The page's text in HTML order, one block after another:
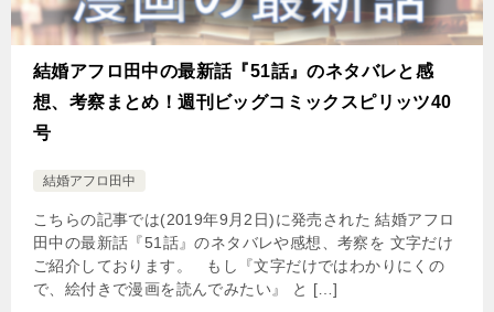
結婚アフロ田中の最新話『51話』のネタバレと感
想、考察まとめ！週刊ビッグコミックスピリッツ40
号
結婚アフロ田中
こちらの記事では(2019年9月2日)に発売された 結婚アフロ
田中の最新話『51話』のネタバレや感想、考察を 文字だけ
ご紹介しております。 もし『文字だけではわかりにくの
で、絵付きで漫画を読んでみたい』 と […]